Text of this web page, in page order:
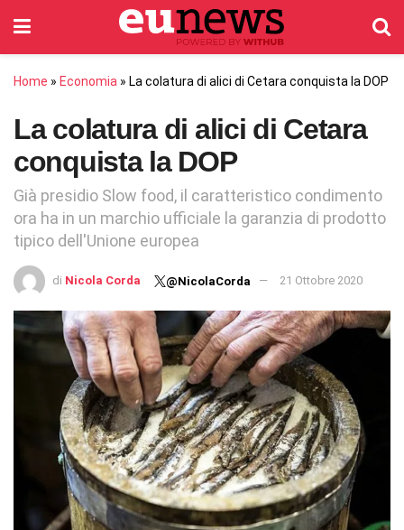
Home » Economia » La colatura di alici di Cetara conquista la DOP
La colatura di alici di Cetara
conquista la DOP
Già presidio Slow food, il caratteristico condimento
ora ha in un marchio ufficiale la garanzia di prodotto
tipico dell'Unione europea
di Nicola Corda @NicolaCorda 21 Ottobre 2020